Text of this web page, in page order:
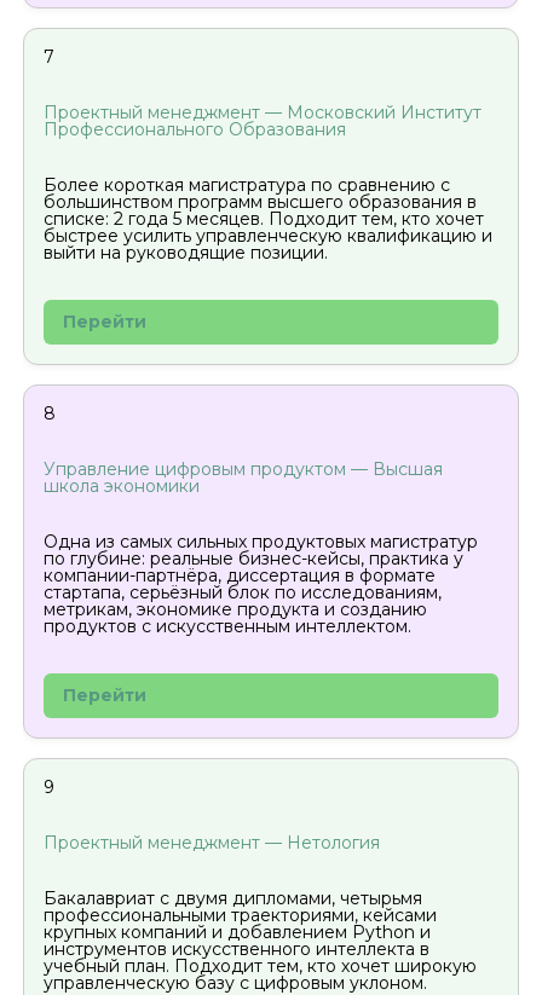
7
Проектный менеджмент — Московский Институт
Профессионального Образования
Более короткая магистратура по сравнению с
большинством программ высшего образования в
списке: 2 года 5 месяцев. Подходит тем, кто хочет
быстрее усилить управленческую квалификацию и
выйти на руководящие позиции.
Перейти
8
Управление цифровым продуктом — Высшая
школа экономики
Одна из самых сильных продуктовых магистратур
по глубине: реальные бизнес-кейсы, практика у
компании-партнёра, диссертация в формате
стартапа, серьёзный блок по исследованиям,
метрикам, экономике продукта и созданию
продуктов с искусственным интеллектом.
Перейти
9
Проектный менеджмент — Нетология
Бакалавриат с двумя дипломами, четырьмя
профессиональными траекториями, кейсами
крупных компаний и добавлением Python и
инструментов искусственного интеллекта в
учебный план. Подходит тем, кто хочет широкую
управленческую базу с цифровым уклоном.